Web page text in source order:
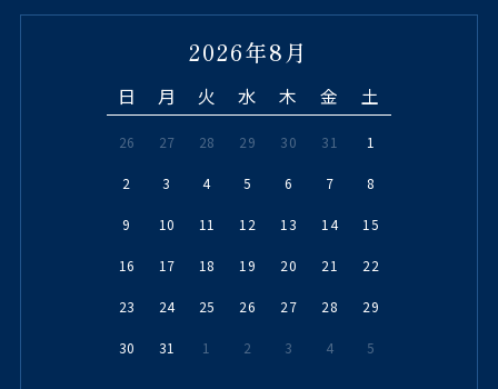
2026年8月
日 月 火 水 木 金 土
26 27 28 29 30 31 1
2 3 4 5 6 7 8
9 10 11 12 13 14 15
16 17 18 19 20 21 22
23 24 25 26 27 28 29
30 31 1 2 3 4 5